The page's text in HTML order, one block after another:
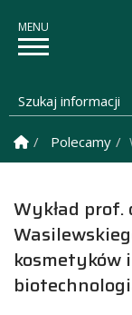
Szukaj informacji
Strona Główna
Polecamy
Wykład prof.
kosmetyków